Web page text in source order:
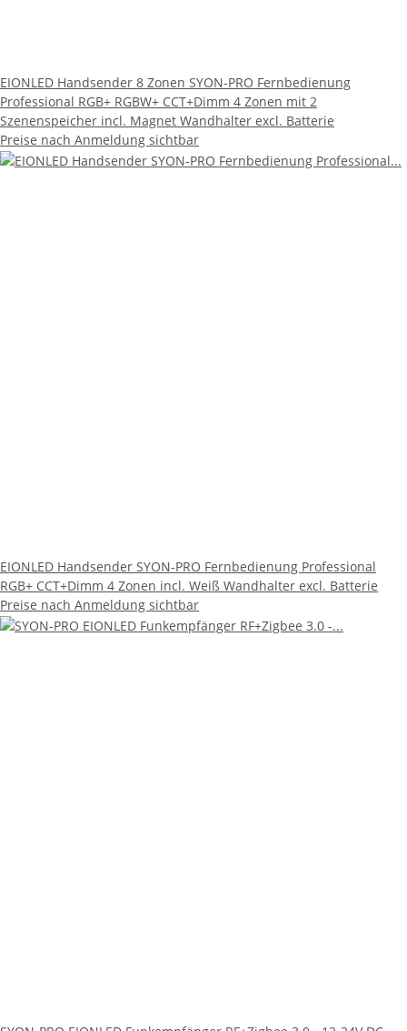
EIONLED Handsender 8 Zonen SYON-PRO Fernbedienung
Professional RGB+ RGBW+ CCT+Dimm 4 Zonen mit 2
Szenenspeicher incl. Magnet Wandhalter excl. Batterie
Preise nach Anmeldung sichtbar
EIONLED Handsender SYON-PRO Fernbedienung Professional
RGB+ CCT+Dimm 4 Zonen incl. Weiß Wandhalter excl. Batterie
Preise nach Anmeldung sichtbar